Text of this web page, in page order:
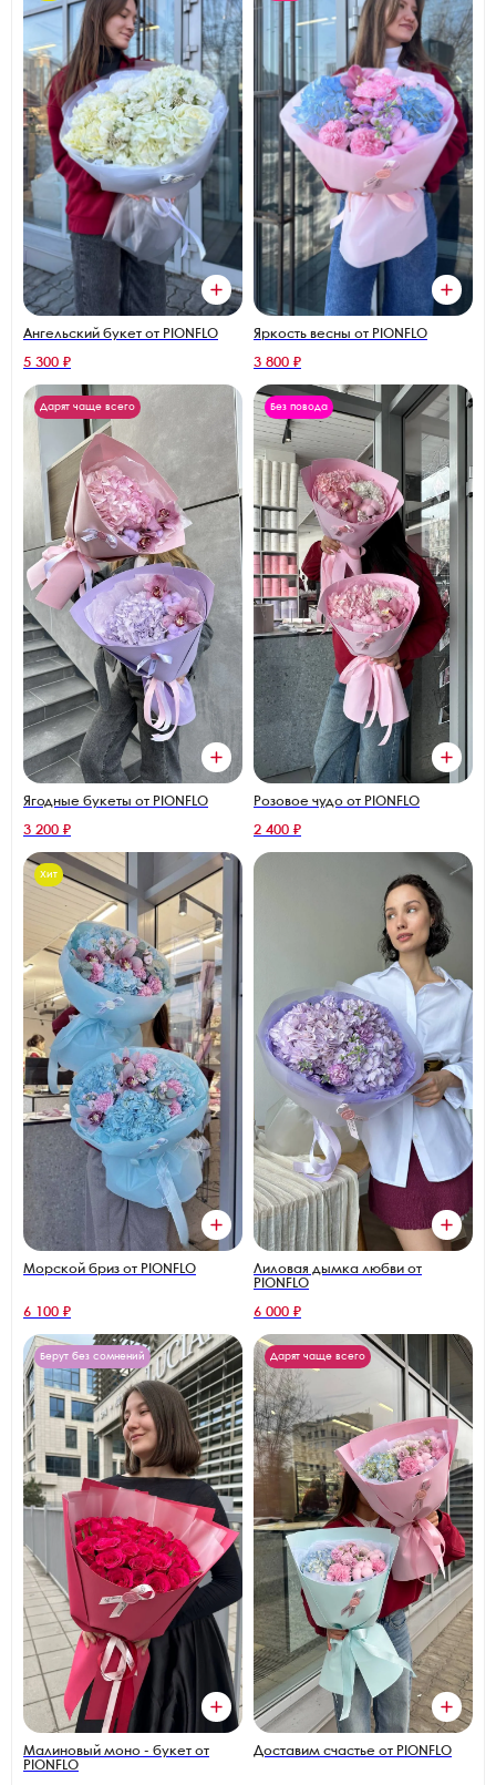
Ангельский букет от PIONFLO
5 300 ₽
Яркость весны от PIONFLO
3 800 ₽
Дарят чаще всего
Ягодные букеты от PIONFLO
3 200 ₽
Без повода
Розовое чудо от PIONFLO
2 400 ₽
Хит
Морской бриз от PIONFLO
6 100 ₽
Лиловая дымка любви от
PIONFLO
6 000 ₽
Берут без сомнений
Малиновый моно - букет от
PIONFLO
Дарят чаще всего
Доставим счастье от PIONFLO